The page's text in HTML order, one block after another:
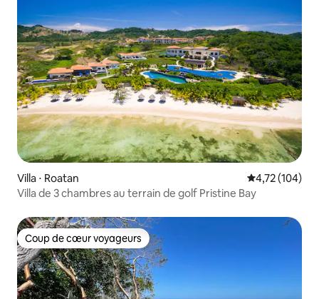
Villa ⋅ Roatan Évaluation
4,72 (104)
Villa de 3 chambres au terrain de golf Pristine Bay
Coup de cœur voyageurs
Coup de cœur voyageurs